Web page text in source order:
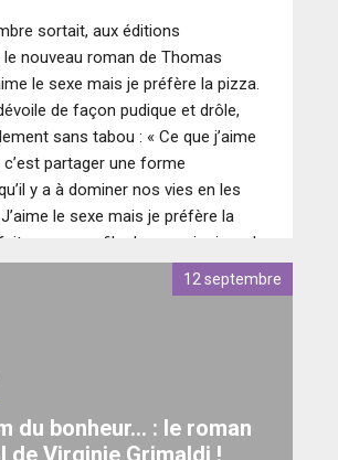
sortait, aux éditions
le nouveau roman de Thomas
le sexe mais je préfère la pizza.
de façon pudique et drôle,
sans tabou : « Ce que j’aime
partager une forme
y a à dominer nos vies en les
le sexe mais je préfère la
penser au film Le premier jour du
L’histoire raconte les moments
la vie du romancier avec nostalgie
12 septembre
du bonheur… : le roman
de Virginie Grimaldi !